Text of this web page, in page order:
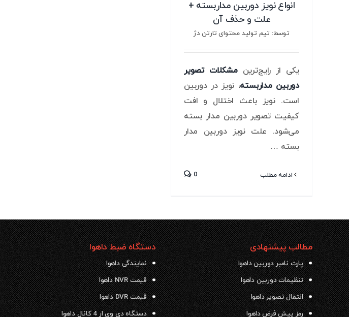
انواع نویز دوربین مداربسته +
علت و حذف آن
توسط: تیم تولید محتوای تارتن دژ
یکی از رایج‌ترینمشکلات تصویر
دوربین مداربسته، نویز در دوربین
است. نویز باعث اختلال و افت
کیفیت تصویر دوربین مدار بسته
می‌شود. علت نویز دوربین مدار
بسته …
ادامه مطلب 0
مطالب پیشنهادی
پارت نامبر دوربین داهوا
تنظیمات دوربین داهوا
انتقال تصویر داهوا
رمز پیش فرض داهوا
دستگاه ضبط داهوا
نمایندگی داهوا
قیمت NVR داهوا
قیمت DVR داهوا
دستگاه دی وی ار 4 کانال داهوا